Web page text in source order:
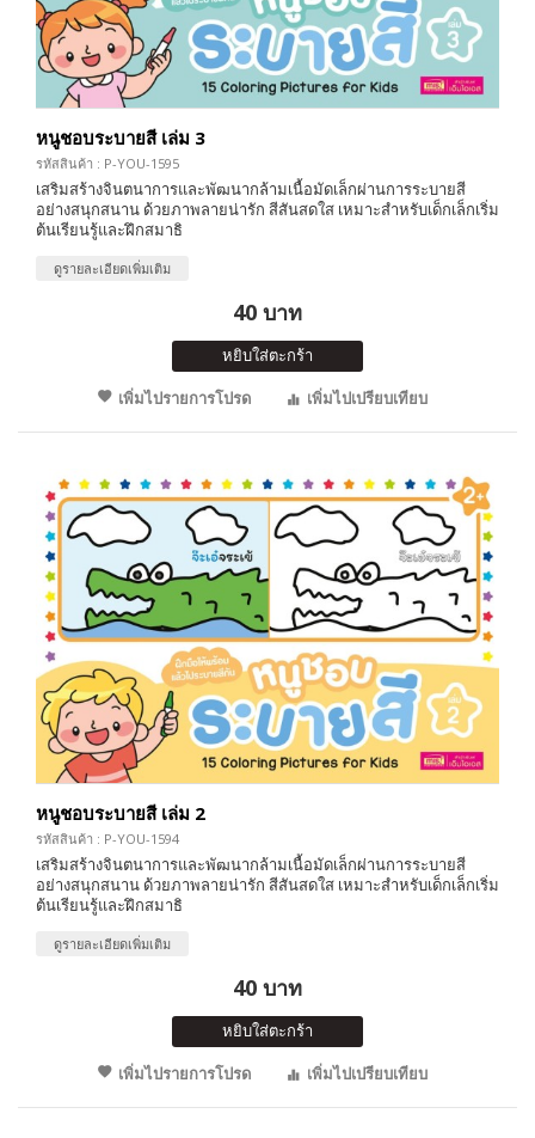
หนูชอบระบายสี เล่ม 3
รหัสสินค้า : P-YOU-1595
เสริมสร้างจินตนาการและพัฒนากล้ามเนื้อมัดเล็กผ่านการระบายสี
อย่างสนุกสนาน ด้วยภาพลายน่ารัก สีสันสดใส เหมาะสำหรับเด็กเล็กเริ่ม
ต้นเรียนรู้และฝึกสมาธิ
ดูรายละเอียดเพิ่มเติม
40 บาท
หยิบใส่ตะกร้า
เพิ่มไปรายการโปรด
เพิ่มไปเปรียบเทียบ
หนูชอบระบายสี เล่ม 2
รหัสสินค้า : P-YOU-1594
เสริมสร้างจินตนาการและพัฒนากล้ามเนื้อมัดเล็กผ่านการระบายสี
อย่างสนุกสนาน ด้วยภาพลายน่ารัก สีสันสดใส เหมาะสำหรับเด็กเล็กเริ่ม
ต้นเรียนรู้และฝึกสมาธิ
ดูรายละเอียดเพิ่มเติม
40 บาท
หยิบใส่ตะกร้า
เพิ่มไปรายการโปรด
เพิ่มไปเปรียบเทียบ